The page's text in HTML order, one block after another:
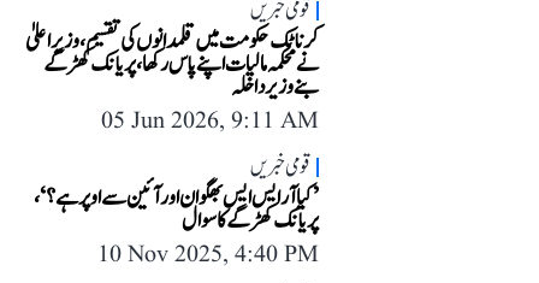
قومی خبریں
کرناٹک حکومت میں قلمدانوں کی تقسیم، وزیر اعلیٰ
نے محکمہ مالیات اپنے پاس رکھا، پریانک کھڑگے
بنے وزیر داخلہ
05 Jun 2026, 9:11 AM
قومی خبریں
’کیا آر ایس ایس بھگوان اور آئین سے اوپر ہے؟‘،
پریانک کھڑگے کا سوال
10 Nov 2025, 4:40 PM